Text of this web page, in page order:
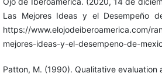
Las Mejores Ideas y el Desempeño
https://www.elojodeiberoamerica.com/
mejores-ideas-y-el-desempeno-de-
Patton, M. (1990). Qualitative evaluation